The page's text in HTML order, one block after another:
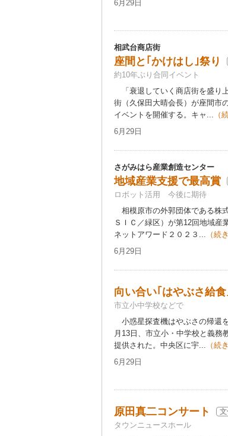
6月29日
相武台商店街
座間と｢かけはし｣祭り
約10年ぶり合同イベント
「衰退していく商店街を盛り
街（久保田大晴会長）が座間市
イベントを開催する。キャ... （
6月29日
さがみはら産業創造センター
地域産業支援で最高賞
ロボット活用 今後に期待
相模原市の外郭団体である株
ＳＩＣ／緑区）が第12回地域産
ネットアワード２０２３... （続
6月29日
向い合い｢はやぶさ給食
市立小中学校などで
小惑星探査機はやぶさの帰還
月13日、市立小・中学校と義務
提供された。中央区に宇... （続
6月29日
原田真二コンサート
タウンニュースホール